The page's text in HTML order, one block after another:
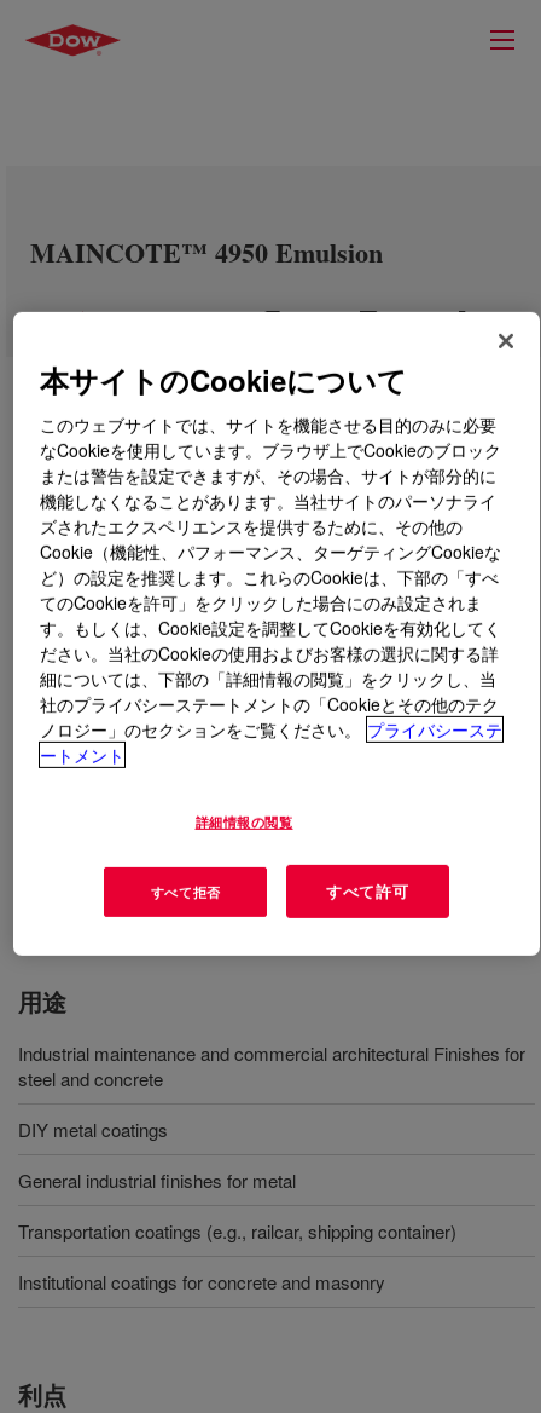
MAINCOTE™ 4950 Emulsion
とはMAINCOTE™ 4950 Emulsion?
An acrylic copolymer emulsion that facilitates the
formulation of coatings to less than or equal to 50 g/L
VOC for use in light to medium duty maintenance and
protective coatings applications and general industrial
metal finishing applications. It offers excellent exterior
formulation with excellent paint stability. The product
offers improved corrosion resistance versus current
direct-to-metal (DTM) finish coats formulated below 100
用途
Industrial maintenance and commercial architectural Finishes for
steel and concrete
DIY metal coatings
General industrial finishes for metal
Transportation coatings (e.g., railcar, shipping container)
Institutional coatings for concrete and masonry
利点
本サイトのCookieについて
このウェブサイトでは、サイトを機能させる目的のみに必要
なCookieを使用しています。ブラウザ上でCookieのブロック
または警告を設定できますが、その場合、サイトが部分的に
機能しなくなることがあります。当社サイトのパーソナライ
ズされたエクスペリエンスを提供するために、その他の
Cookie（機能性、パフォーマンス、ターゲティングCookieな
ど）の設定を推奨します。これらのCookieは、下部の「すべ
てのCookieを許可」をクリックした場合にのみ設定されま
す。もしくは、Cookie設定を調整してCookieを有効化してく
ださい。当社のCookieの使用およびお客様の選択に関する詳
細については、下部の「詳細情報の閲覧」をクリックし、当
社のプライバシーステートメントの「Cookieとその他のテク
ノロジー」のセクションをご覧ください。
プライバシーステ
ートメント
詳細情報の閲覧
すべて拒否 すべて許可